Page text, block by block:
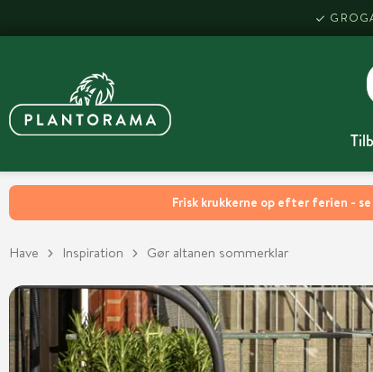
Frisk krukkerne op efter ferien -
Have Inspiration Gør altanen sommerklar